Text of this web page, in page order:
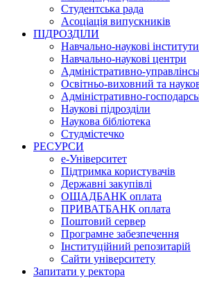
Студентська рада
Асоціація випускників
ПІДРОЗДІЛИ
Навчально-наукові
Навчально-наукові центри
Адміністративно-
Освітньо-виховний та
Адміністративно-
Наукові підрозділи
Наукова бібліотека
Студмістечко
РЕСУРСИ
е-Університет
Підтримка користувачів
Державні закупівлі
ОЩАДБАНК оплата
ПРИВАТБАНК оплата
Поштовий сервер
Програмне забезпечення
Інституційний репозитарій
Сайти університету
Запитати у ректора